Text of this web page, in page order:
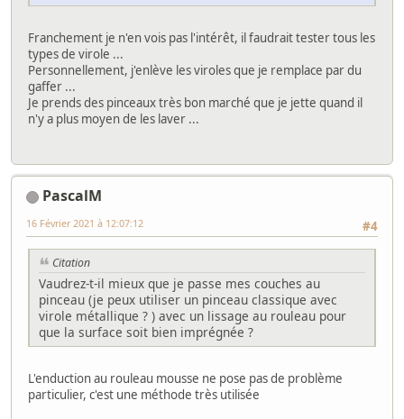
Franchement je n'en vois pas l'intérêt, il faudrait tester tous les
types de virole ...
Personnellement, j'enlève les viroles que je remplace par du
gaffer ...
Je prends des pinceaux très bon marché que je jette quand il
n'y a plus moyen de les laver ...
PascalM
#4
16 Février 2021 à 12:07:12
Citation
Vaudrez-t-il mieux que je passe mes couches au
pinceau (je peux utiliser un pinceau classique avec
virole métallique ? ) avec un lissage au rouleau pour
que la surface soit bien imprégnée ?
L'enduction au rouleau mousse ne pose pas de problème
particulier, c'est une méthode très utilisée